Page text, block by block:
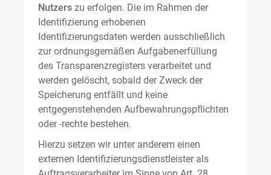
Nutzers zu erfolgen. Die im Rahmen der
Identifizierung erhobenen
Identifizierungsdaten werden ausschließlich
zur ordnungsgemäßen Aufgabenerfüllung
des Transparenzregisters verarbeitet und
werden gelöscht, sobald der Zweck der
Speicherung entfällt und keine
entgegenstehenden Aufbewahrungspflichten
oder -rechte bestehen.
Hierzu setzen wir unter anderem einen
externen Identifizierungsdienstleister als